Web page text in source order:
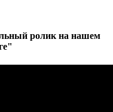
ролик на нашем